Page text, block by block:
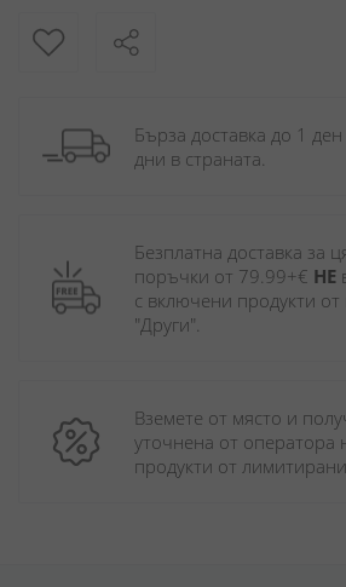
Бърза доставка до 1
дни в страната.
Безплатна доставка за
поръчки от 79.99+€ НЕ
с включени продукти от
"Други".
Вземете от място и
уточнена от оператора
продукти от